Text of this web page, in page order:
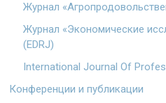
Журнал
Журнал «Экономические
(EDRJ)
International Journal Of
Конференции и публикации